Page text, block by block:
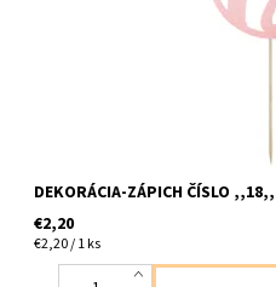
DEKORÁCIA-ZÁPICH ČÍSLO
€2,20
€2,20 / 1 ks